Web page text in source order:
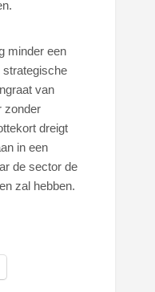
minder een
strategische
van
zonder
dreigt
in een
de sector de
zal hebben.